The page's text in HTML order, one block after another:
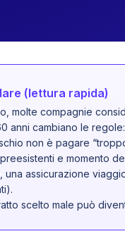
(lettura rapida)
molte compagnie
anni cambiano le
non è pagare
e momento
una assicurazione
scelto male può